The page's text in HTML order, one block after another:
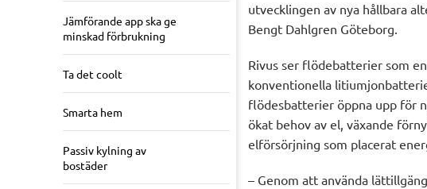
Jämförande app ska ge
minskad förbrukning
Ta det coolt
Smarta hem
Passiv kylning av
bostäder
utvecklingen av nya hållbara
Bengt Dahlgren Göteborg.
Rivus ser flödebatterier som
konventionella
flödesbatterier öppna upp för
ökat behov av el, växande
elförsörjning som placerat
– Genom att använda